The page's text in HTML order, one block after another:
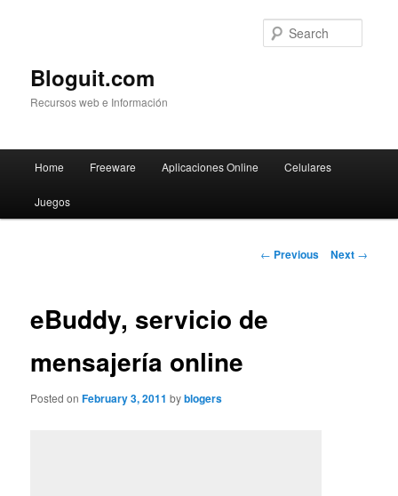
Bloguit.com
Recursos web e Información
Skip
to
Home Freeware Aplicaciones Online Celulares
Juegos
Post
← Previous Next →
eBuddy, servicio de
mensajería online
Posted onFebruary 3, 2011 byblogers